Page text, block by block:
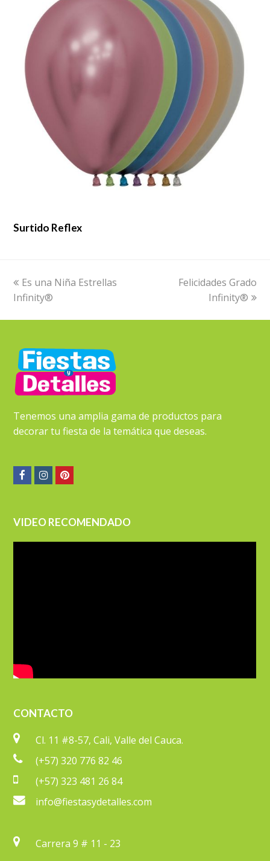
Surtido Reflex
previous
post:
Es una Niña Estrellas
Infinity®
next
Felicidades Grado
Infinity®
Tenemos una amplia gama de productos para
decorar tu fiesta de la temática que deseas.
Facebook
Instagram
Pinterest
VIDEO RECOMENDADO
CONTACTO
Cl. 11 #8-57, Cali, Valle del Cauca.
(+57) 320 776 82 46
(+57) 323 481 26 84
info@fiestasydetalles.com
Carrera 9 # 11 - 23